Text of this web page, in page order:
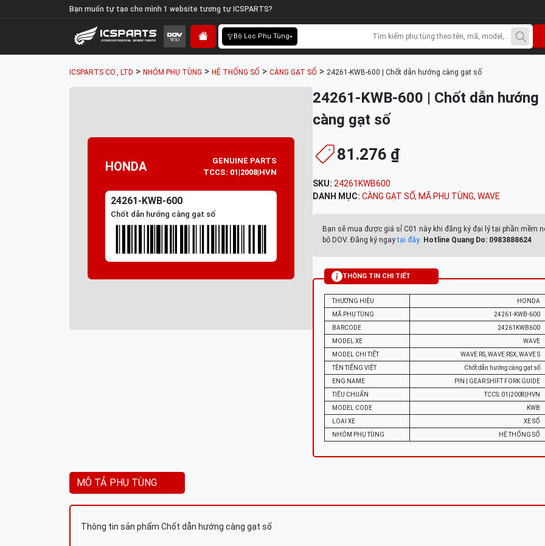
Bạn muốn tự tạo cho mình 1 website tương tự ICSPARTS?
Bộ Lọc Phụ Tùng
ICSPARTS CO., LTD > NHÓM PHỤ TÙNG > HỆ THỐNG SỐ > CÀNG GẠT SỐ > 24261-KWB-600 | Chốt dẫn hướng càng gạt số
HONDA
GENUINE PARTS
TCCS: 01|2008|HVN
24261-KWB-600
Chốt dẫn hướng càng gạt số
24261-KWB-600 | Chốt dẫn hướng
càng gạt số
81.276 ₫
SKU: 24261KWB600
DANH MỤC: CÀNG GẠT SỐ, MÃ PHỤ TÙNG, WAVE
Bạn sẽ mua được giá sỉ C01 này khi đăng ký đại lý tại phần mềm
bộ DOV. Đăng ký ngaytại đây. Hotline Quang Do: 0983888624
THÔNG TIN CHI TIẾT
THƯƠNG HIỆU
HONDA
MÃ PHỤ TÙNG
24261-KWB-600
BARCODE
24261KWB600
MODEL XE
WAVE
MODEL CHI TIẾT
WAVE RS, WAVE RSX, WAVE S
TÊN TIẾNG VIỆT
Chốt dẫn hướng càng gạt số
ENG NAME
PIN | GEAR SHIFT FORK GUIDE
TIÊU CHUẨN
TCCS: 01|2008|HVN
MODEL CODE
KWB
LOẠI XE
XE SỐ
NHÓM PHỤ TÙNG
HỆ THỐNG SỐ
MÔ TẢ PHỤ TÙNG
Thông tin sản phẩm Chốt dẫn hướng càng gạt số